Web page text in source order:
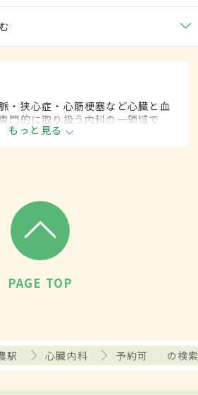
・狭心症・心筋梗塞など心臓と血
門的に取り扱う内科の一領域で
もっと見る
PAGE TOP
駅 心臓内科 予約可 の検